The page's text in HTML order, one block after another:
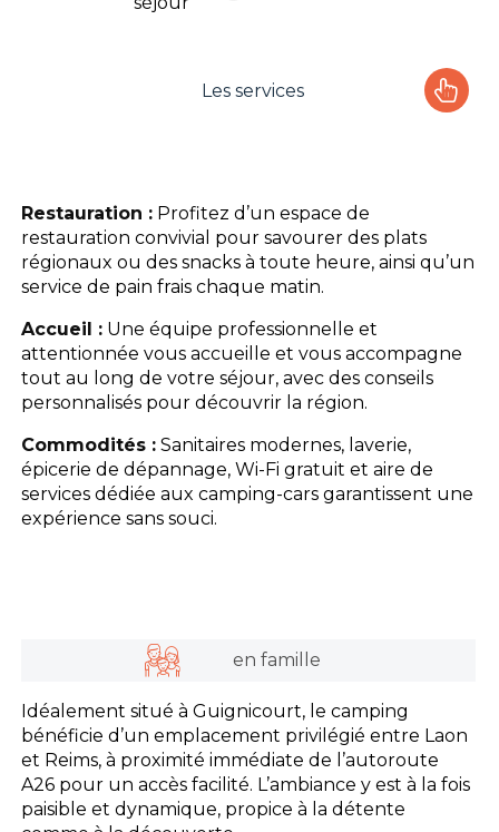
Les services
L'espace Aquatique
Les activités
Restauration : Profitez d’un espace de
restauration convivial pour savourer des plats
régionaux ou des snacks à toute heure, ainsi qu’un
service de pain frais chaque matin.
Accueil : Une équipe professionnelle et
attentionnée vous accueille et vous accompagne
tout au long de votre séjour, avec des conseils
personnalisés pour découvrir la région.
Commodités : Sanitaires modernes, laverie,
épicerie de dépannage, Wi-Fi gratuit et aire de
services dédiée aux camping-cars garantissent une
expérience sans souci.
en famille
Idéalement situé à Guignicourt, le camping
bénéficie d’un emplacement privilégié entre Laon
et Reims, à proximité immédiate de l’autoroute
A26 pour un accès facilité. L’ambiance y est à la fois
paisible et dynamique, propice à la détente